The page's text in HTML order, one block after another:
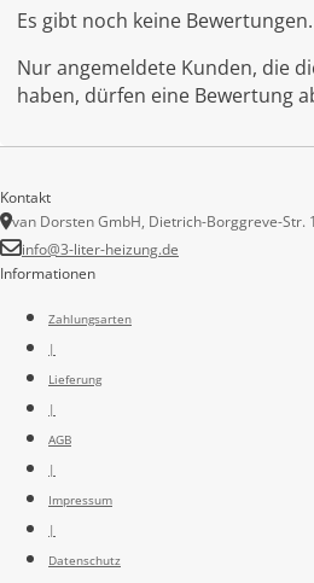
Es gibt noch keine Bewertungen.
Nur angemeldete Kunden, die
haben, dürfen eine Bewertung
Informationen
Zahlungsarten
|
Lieferung
|
AGB
|
Impressum
|
Datenschutz
Kontakt
van Dorsten GmbH, Dietrich-Borggreve-Str.
info@3-liter-heizung.de